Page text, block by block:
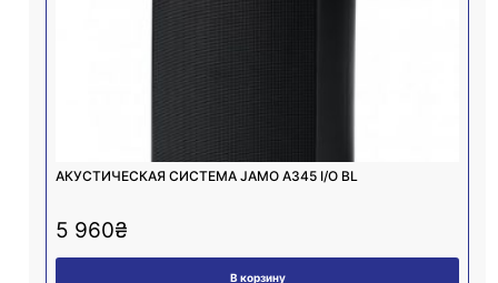
АКУСТИЧЕСКАЯ СИСТЕМА JAMO A345 I/O BL
5 960₴
В корзину